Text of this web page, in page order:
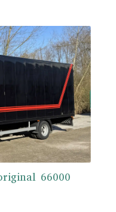
66000